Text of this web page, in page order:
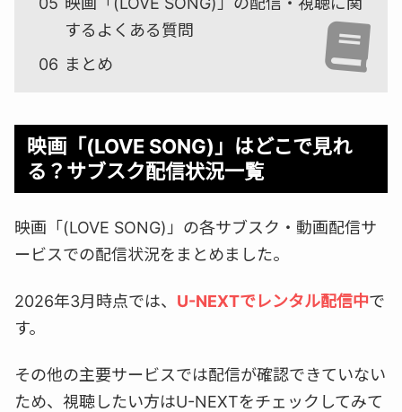
するよくある質問
まとめ
映画「(LOVE SONG)」はどこで見れ
る？サブスク配信状況一覧
映画「(LOVE SONG)」の各サブスク・動画配信サ
ービスでの配信状況をまとめました。
2026年3月時点では、 U-NEXTでレンタル配信中で
す。
その他の主要サービスでは配信が確認できていない
ため、視聴したい方はU-NEXTをチェックしてみて